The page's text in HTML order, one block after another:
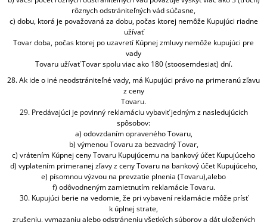
rôznych odstrániteľných vád súčasne,
c) dobu, ktorá je považovaná za dobu, počas ktorej nemôže Kupujúci riadne
užívať
Tovar doba, počas ktorej po uzavretí Kúpnej zmluvy nemôže kupujúci pre
vady
Tovaru užívať Tovar spolu viac ako 180 (stoosemdesiat) dní.
28. Ak ide o iné neodstrániteľné vady, má Kupujúci právo na primeranú zľavu
z ceny
Tovaru.
29. Predávajúci je povinný reklamáciu vybaviť jedným z nasledujúcich
spôsobov:
a) odovzdaním opraveného Tovaru,
b) výmenou Tovaru za bezvadný Tovar,
c) vrátením Kúpnej ceny Tovaru Kupujúcemu na bankový účet Kupujúceho
d) vyplatením primeranej zľavy z ceny Tovaru na bankový účet Kupujúceho,
e) písomnou výzvou na prevzatie plnenia (Tovaru),alebo
f) odôvodneným zamietnutím reklamácie Tovaru.
30. Kupujúci berie na vedomie, že pri vybavení reklamácie môže prísť
k úplnej strate,
zrušeniu, vymazaniu alebo odstráneniu všetkých súborov a dát uložených